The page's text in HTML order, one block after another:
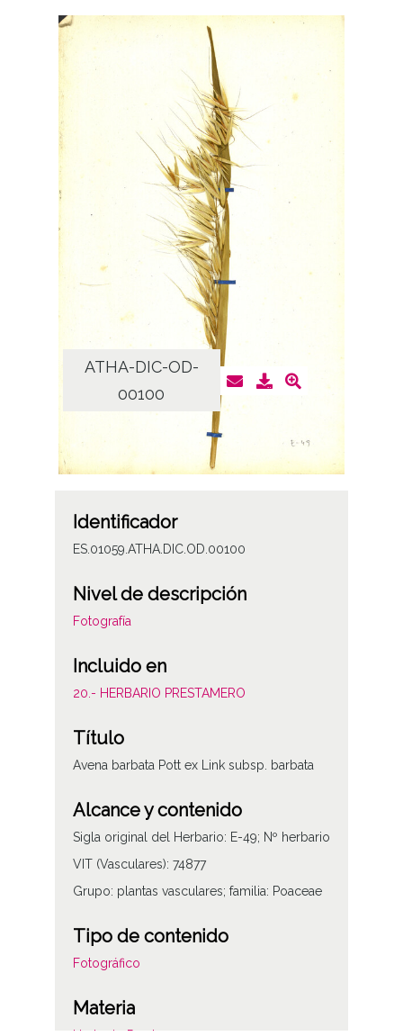
ATHA-DIC-OD-
00100
Identificador
ES.01059.ATHA.DIC.OD.00100
Nivel de descripción
Fotografía
Incluido en
20.- HERBARIO PRESTAMERO
Título
Avena barbata Pott ex Link subsp. barbata
Alcance y contenido
Sigla original del Herbario: E-49; Nº herbario
VIT (Vasculares): 74877
Grupo: plantas vasculares; familia: Poaceae
Tipo de contenido
Fotográfico
Materia